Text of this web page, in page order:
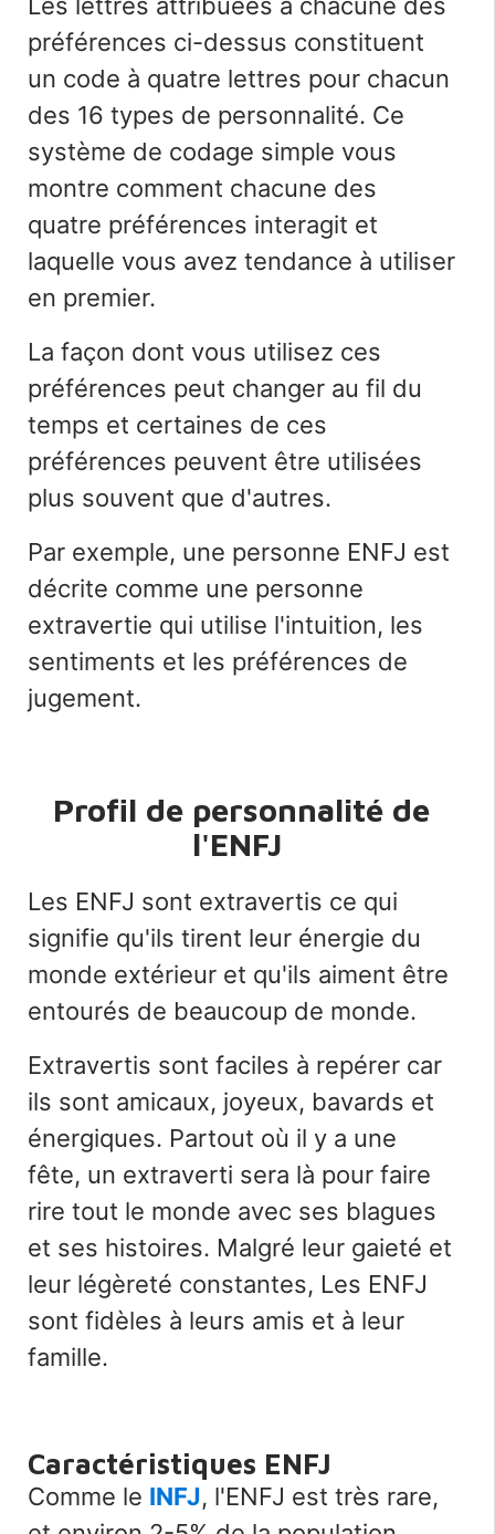
préférences ci-dessus constituent
un code à quatre lettres pour chacun
des 16 types de personnalité. Ce
système de codage simple vous
montre comment chacune des
quatre préférences interagit et
laquelle vous avez tendance à utiliser
en premier.
La façon dont vous utilisez ces
préférences peut changer au fil du
temps et certaines de ces
préférences peuvent être utilisées
plus souvent que d'autres.
Par exemple, une personne ENFJ est
décrite comme une personne
extravertie qui utilise l'intuition, les
sentiments et les préférences de
jugement.
Profil de personnalité de
l'ENFJ
Les ENFJ sont extravertis ce qui
signifie qu'ils tirent leur énergie du
monde extérieur et qu'ils aiment être
entourés de beaucoup de monde.
Extravertis sont faciles à repérer car
ils sont amicaux, joyeux, bavards et
énergiques. Partout où il y a une
fête, un extraverti sera là pour faire
rire tout le monde avec ses blagues
et ses histoires. Malgré leur gaieté et
leur légèreté constantes, Les ENFJ
sont fidèles à leurs amis et à leur
famille.
Caractéristiques ENFJ
Comme le INFJ, l'ENFJ est très rare,